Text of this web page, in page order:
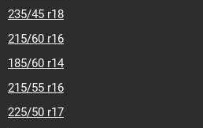
235/45 r18
215/60 r16
185/60 r14
215/55 r16
225/50 r17